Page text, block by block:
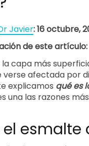
Javier: 16 octubre,
de este
capa más
verse afectada por
explicamos qué es
una las razones
el esmalte